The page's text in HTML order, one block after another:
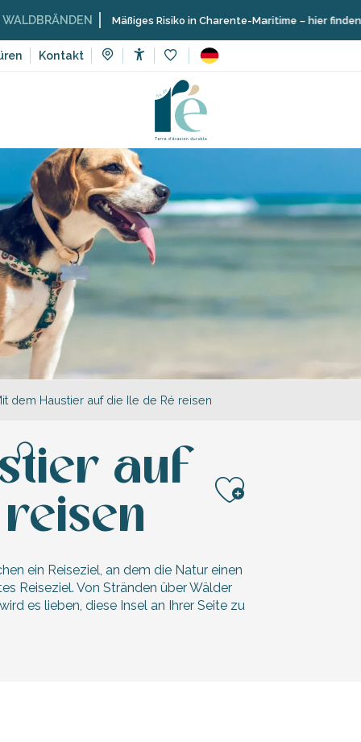
Kontakt
Mäßiges Risiko in Charente-Maritime – hier finden Sie die
dem Haustier auf die Ile de Ré reisen
auf
ein Reiseziel, an dem die Natur einen
Reiseziel. Von Stränden über Wälder
es lieben, diese Insel an Ihrer Seite zu